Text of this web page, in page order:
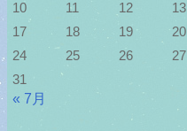
10
11 12 13
17
18 19 20
24
25 26 27
31
« 7月